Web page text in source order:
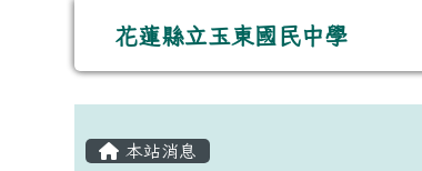
花蓮縣立玉東國民中學
花蓮縣立玉東國民中學
主內容區域
本站消息
頁尾區域